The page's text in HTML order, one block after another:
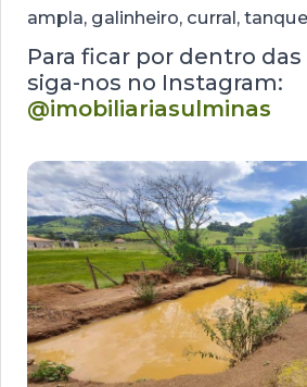
ampla, galinheiro, curral,
Para ficar por dentro
siga-nos no Instagram:
@imobiliariasulminas